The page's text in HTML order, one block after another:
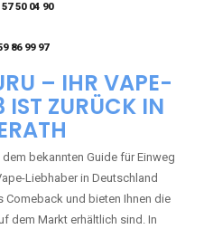
50 04 90
86 99 97
– IHR VAPE-
IST ZURÜCK IN
dem bekannten Guide für Einweg
Liebhaber in Deutschland
Comeback und bieten Ihnen die
dem Markt erhältlich sind. In